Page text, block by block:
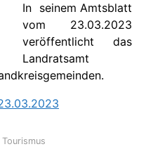
In seinem Amtsblatt
vom 23.03.2023
veröffentlicht das
Landratsamt
Tourismus